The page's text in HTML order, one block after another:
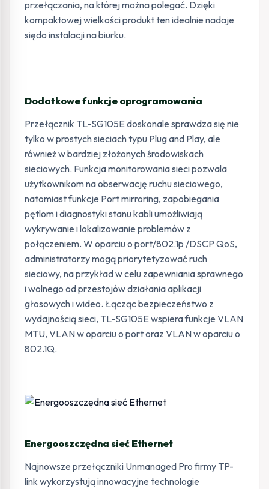
przełączania, na której można polegać. Dzięki
kompaktowej wielkości produkt ten idealnie nadaje
siędo instalacji na biurku.
Dodatkowe funkcje oprogramowania
Przełącznik TL-SG105E doskonale sprawdza się nie
tylko w prostych sieciach typu Plug and Play, ale
również w bardziej złożonych środowiskach
sieciowych. Funkcja monitorowania sieci pozwala
użytkownikom na obserwację ruchu sieciowego,
natomiast funkcje Port mirroring, zapobiegania
pętlom i diagnostyki stanu kabli umożliwiają
wykrywanie i lokalizowanie problemów z
połączeniem. W oparciu o port/802.1p /DSCP QoS,
administratorzy mogą priorytetyzować ruch
sieciowy, na przykład w celu zapewniania sprawnego
i wolnego od przestojów działania aplikacji
głosowych i wideo. Łącząc bezpieczeństwo z
wydajnością sieci, TL-SG105E wspiera funkcje VLAN
MTU, VLAN w oparciu o port oraz VLAN w oparciu o
802.1Q.
Energooszczędna sieć Ethernet
Najnowsze przełączniki Unmanaged Pro firmy TP-
link wykorzystują innowacyjne technologie